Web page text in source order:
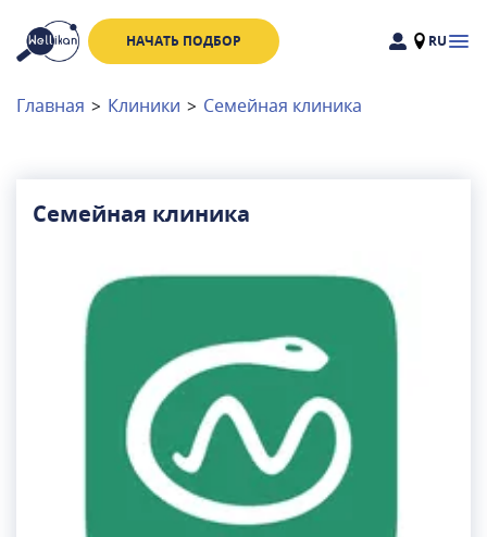
НАЧАТЬ ПОДБОР RU
Доктора
Клиники
МоскваиМосковская область
Связаться с нами
Главная > Клиники > Семейная клиника
Семейная клиника